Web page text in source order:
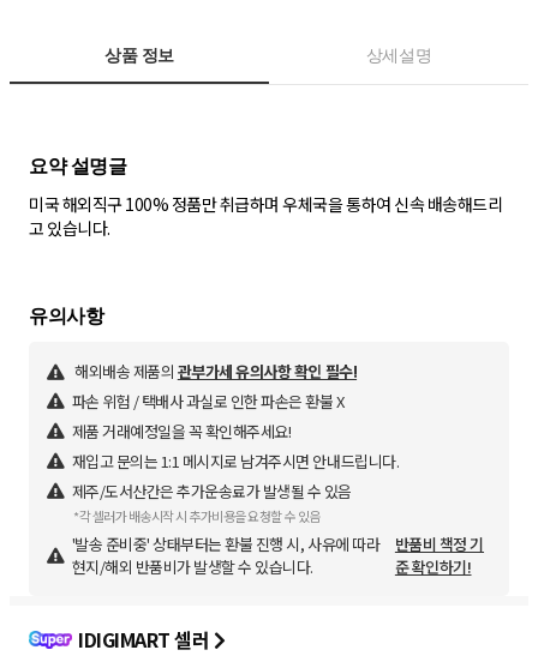
상품 정보 상세설명
요약 설명글
미국 해외직구 100% 정품만 취급하며 우체국을 통하여 신속 배송해드리
고 있습니다.
유의사항
해외배송 제품의 관부가세 유의사항 확인 필수!
파손 위험 / 택배사 과실로 인한 파손은 환불 X
제품 거래예정일을 꼭 확인해주세요!
재입고 문의는 1:1 메시지로 남겨주시면 안내드립니다.
제주/도서산간은 추가운송료가 발생될 수 있음
*각 셀러가 배송시작 시 추가비용을 요청할 수 있음
'발송 준비중' 상태부터는 환불 진행 시, 사유에 따라
현지/해외 반품비가 발생할 수 있습니다.
반품비 책정 기
준 확인하기!
IDIGIMART 셀러